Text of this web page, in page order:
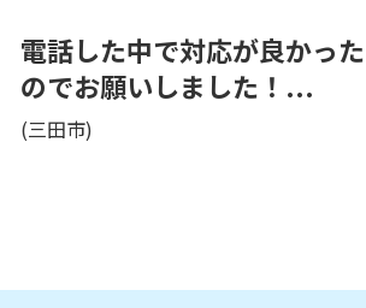
電話した中で対応が良かった
のでお願いしました！...
(三田市)